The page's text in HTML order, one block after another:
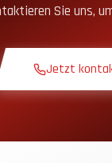
Sie uns,
Jetzt